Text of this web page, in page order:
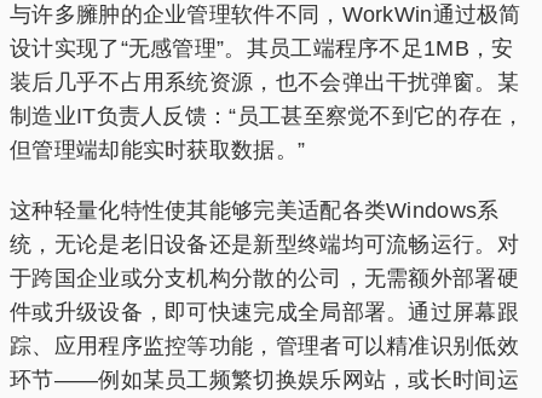
与许多臃肿的企业管理软件不同，WorkWin通过极简
设计实现了“无感管理”。其员工端程序不足1MB，安
装后几乎不占用系统资源，也不会弹出干扰弹窗。某
制造业IT负责人反馈：“员工甚至察觉不到它的存在，
但管理端却能实时获取数据。”
这种轻量化特性使其能够完美适配各类Windows系
统，无论是老旧设备还是新型终端均可流畅运行。对
于跨国企业或分支机构分散的公司，无需额外部署硬
件或升级设备，即可快速完成全局部署。通过屏幕跟
踪、应用程序监控等功能，管理者可以精准识别低效
环节——例如某员工频繁切换娱乐网站，或长时间运